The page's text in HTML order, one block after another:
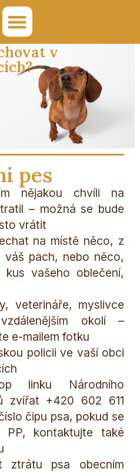
v
pes
nějakou chvíli na
– možná se bude
vrátit
na místě něco, z
pach, nebo něco,
vašeho oblečení,
veterináře, myslivce
okolí –
e-mailem fotku
policii ve vaší obci
linku Národního
zvířat +420 602 611
čipu psa, pokud se
kontaktujte také
ztrátu psa obecním